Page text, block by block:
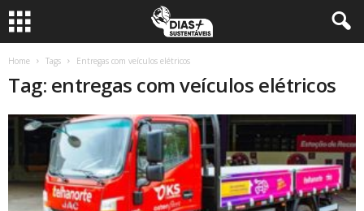
Home Tags Entregas com veículos elétricos
Tag: entregas com veículos elétricos